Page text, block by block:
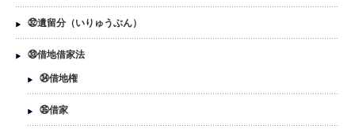
㉜遺留分（いりゅうぶん）
㉝借地借家法
㉞借地権
㉟借家